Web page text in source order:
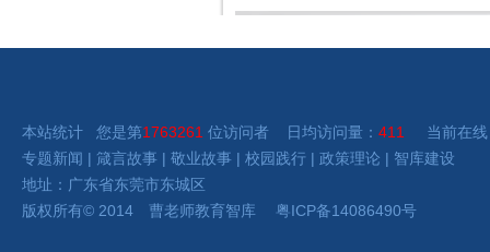
本站统计 您是第1763261 位访问者 日均访问量： 411
当前在线
专题新闻 | 箴言故事 | 敬业故事 | 校园践行 | 政策理论 | 智库建设
地址：广东省东莞市东城区
版权所有© 2014 曹老师教育智库 粤ICP备14086490号